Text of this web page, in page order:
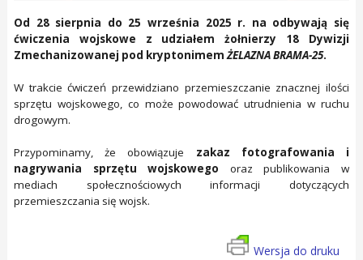
Od 28 sierpnia do 25 września 2025 r. na odbywają się
ćwiczenia wojskowe z udziałem żołnierzy 18 Dywizji
Zmechanizowanej pod kryptonimemŻELAZNA BRAMA-25.
W trakcie ćwiczeń przewidziano przemieszczanie znacznej ilości
sprzętu wojskowego, co może powodować utrudnienia w ruchu
drogowym.
Przypominamy, że obowiązuje zakaz fotografowania i
nagrywania sprzętu wojskowego oraz publikowania w
mediach społecznościowych informacji dotyczących
przemieszczania się wojsk.
Wersja do druku